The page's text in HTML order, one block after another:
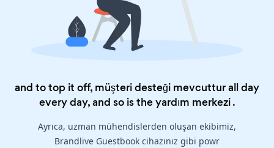
and to top it off, müşteri desteği mevcuttur all day
every day, and so is theyardım merkezi.
Ayrıca, uzman mühendislerden oluşan ekibimiz,
Brandlive Guestbook cihazınız gibi powr